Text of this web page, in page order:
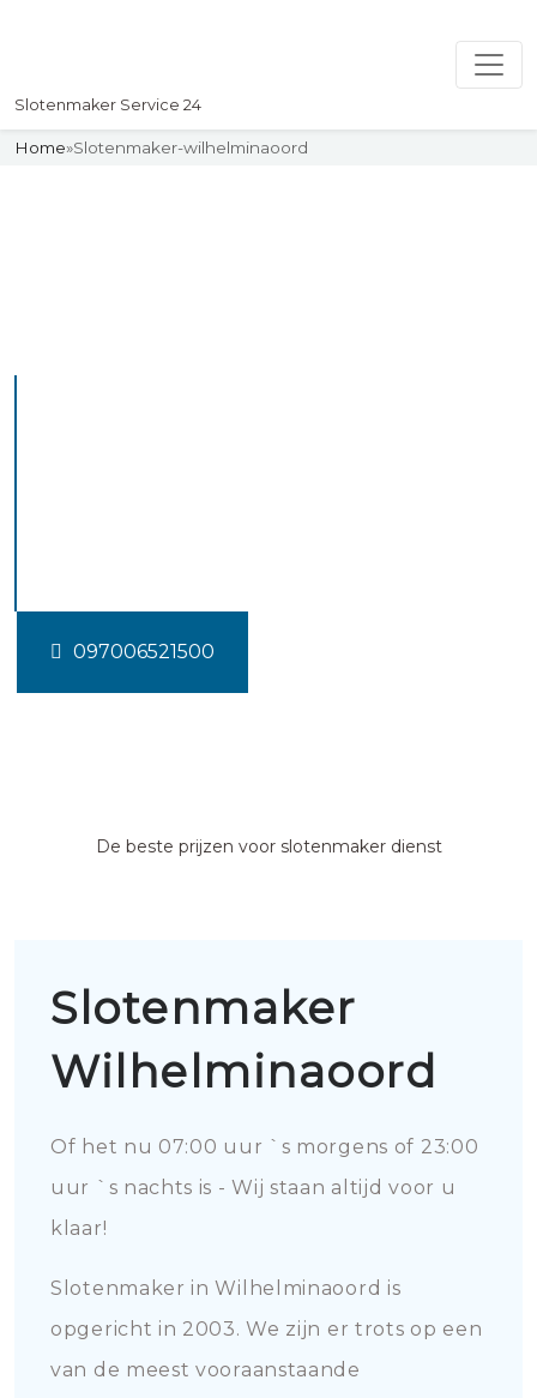
Slotenmaker Service 24
Home»Slotenmaker-wilhelminaoord
097006521500
De beste prijzen voor slotenmaker dienst
Slotenmaker
Wilhelminaoord
Of het nu 07:00 uur `s morgens of 23:00
uur `s nachts is - Wij staan altijd voor u
klaar!
Slotenmaker in Wilhelminaoord is
opgericht in 2003. We zijn er trots op een
van de meest vooraanstaande